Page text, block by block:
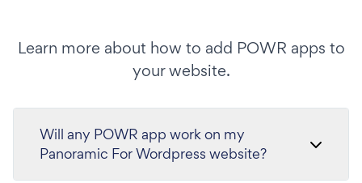
Learn more about how to add POWR apps to
your website.
Will any POWR app work on my
Panoramic For Wordpress website?